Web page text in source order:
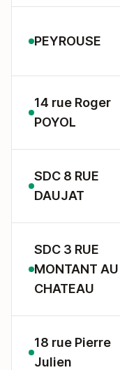
PEYROUSE
14 rue Roger
POYOL
SDC 8 RUE
DAUJAT
SDC 3 RUE
MONTANT AU
CHATEAU
18 rue Pierre
Julien